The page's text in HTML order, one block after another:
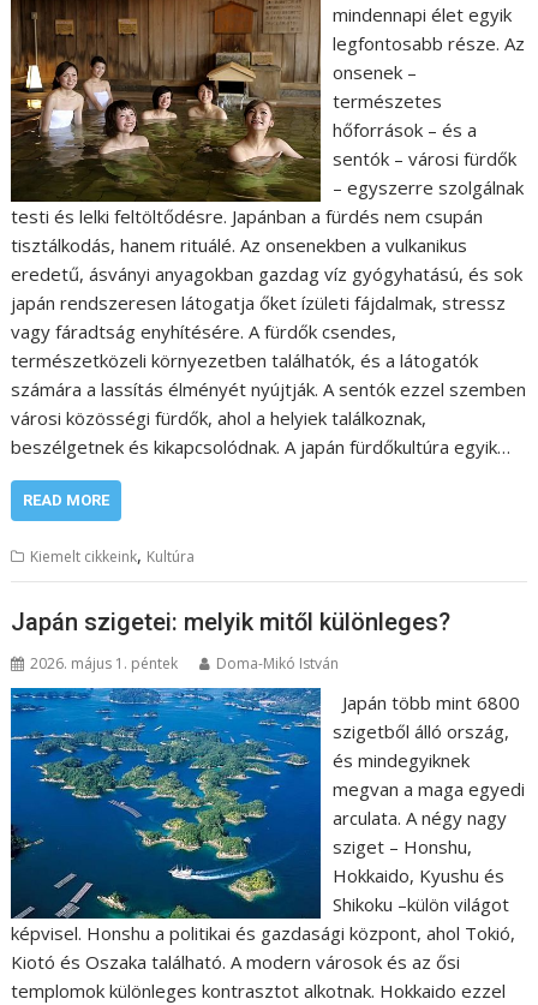
mindennapi élet egyik
legfontosabb része. Az
onsenek –
természetes
hőforrások – és a
sentók – városi fürdők
– egyszerre szolgálnak
testi és lelki feltöltődésre. Japánban a fürdés nem csupán
tisztálkodás, hanem rituálé. Az onsenekben a vulkanikus
eredetű, ásványi anyagokban gazdag víz gyógyhatású, és sok
japán rendszeresen látogatja őket ízületi fájdalmak, stressz
vagy fáradtság enyhítésére. A fürdők csendes,
természetközeli környezetben találhatók, és a látogatók
számára a lassítás élményét nyújtják. A sentók ezzel szemben
városi közösségi fürdők, ahol a helyiek találkoznak,
beszélgetnek és kikapcsolódnak. A japán fürdőkultúra egyik…
READ MORE
Kiemelt cikkeink, Kultúra
Japán szigetei: melyik mitől különleges?
2026. május 1. péntek Doma-Mikó István
Japán több mint 6800
szigetből álló ország,
és mindegyiknek
megvan a maga egyedi
arculata. A négy nagy
sziget – Honshu,
Hokkaido, Kyushu és
Shikoku –külön világot
képvisel. Honshu a politikai és gazdasági központ, ahol Tokió,
Kiotó és Oszaka található. A modern városok és az ősi
templomok különleges kontrasztot alkotnak. Hokkaido ezzel